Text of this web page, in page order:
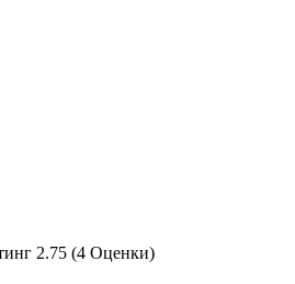
2.75 (4 Оценки)